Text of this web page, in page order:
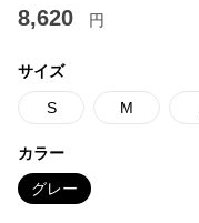
8,620 円
サイズ
S M
カラー
グレー